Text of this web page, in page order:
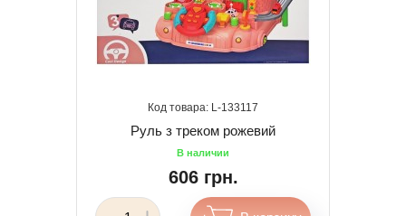
133117
Руль з треком рожевий
606 грн.